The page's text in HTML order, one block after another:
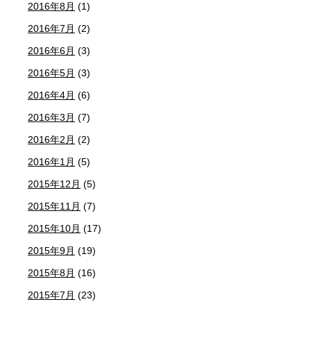
2016年8月 (1)
2016年7月 (2)
2016年6月 (3)
2016年5月 (3)
2016年4月 (6)
2016年3月 (7)
2016年2月 (2)
2016年1月 (5)
2015年12月 (5)
2015年11月 (7)
2015年10月 (17)
2015年9月 (19)
2015年8月 (16)
2015年7月 (23)